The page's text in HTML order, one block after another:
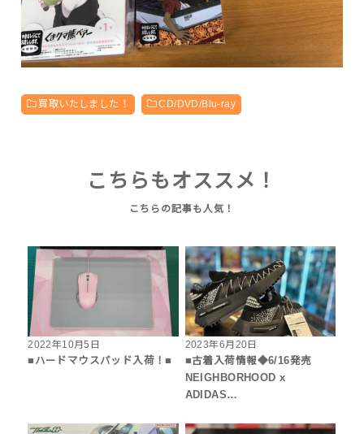
買取いたしました！ CD/DVD/Blu-ray
こちらもオススメ！
2022年10月5日
■ハードマウスパッド入荷！■
2023年6月20日
■古着入荷情報◆6/16発売
NEIGHBORHOOD x
ADIDAS…